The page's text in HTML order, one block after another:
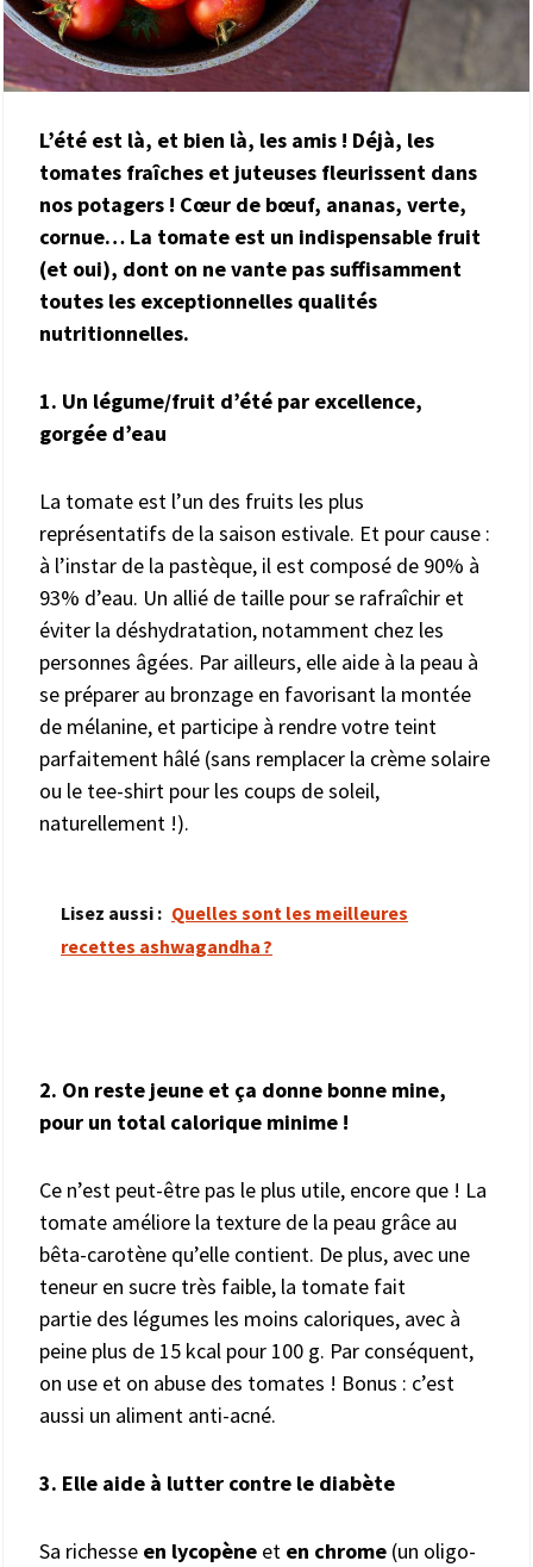
L’été est là, et bien là, les amis ! Déjà, les
tomates fraîches et juteuses fleurissent dans
nos potagers ! Cœur de bœuf, ananas, verte,
cornue… La tomate est un indispensable fruit
(et oui), dont on ne vante pas suffisamment
toutes les exceptionnelles qualités
nutritionnelles.
1. Un légume/fruit d’été par excellence,
gorgée d’eau
La tomate est l’un des fruits les plus
représentatifs de la saison estivale. Et pour cause :
à l’instar de la pastèque, il est composé de 90% à
93% d’eau. Un allié de taille pour se rafraîchir et
éviter la déshydratation, notamment chez les
personnes âgées. Par ailleurs, elle aide à la peau à
se préparer au bronzage en favorisant la montée
de mélanine, et participe à rendre votre teint
parfaitement hâlé (sans remplacer la crème solaire
ou le tee-shirt pour les coups de soleil,
naturellement !).
Lisez aussi : Quelles sont les meilleures
recettes ashwagandha ?
2. On reste jeune et ça donne bonne mine,
pour un total calorique minime !
Ce n’est peut-être pas le plus utile, encore que ! La
tomate améliore la texture de la peau grâce au
bêta-carotène qu’elle contient. De plus, avec une
teneur en sucre très faible, la tomate fait
partie des légumes les moins caloriques, avec à
peine plus de 15 kcal pour 100 g. Par conséquent,
on use et on abuse des tomates ! Bonus : c’est
aussi un aliment anti-acné.
3. Elle aide à lutter contre le diabète
Sa richesse en lycopène et en chrome (un oligo-